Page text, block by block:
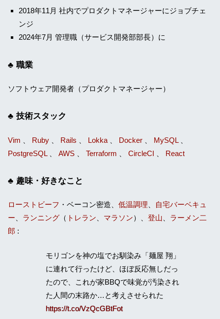
2018年11月 社内でプロダクトマネージャーにジョブチェ
ンジ
2024年7月 管理職（サービス開発部部長）に
職業
ソフトウェア開発者（プロダクトマネージャー）
技術スタック
Vim Ruby、 Rails Lokka、 Docker、 MySQL、
PostgreSQL、 AWS、 Terraform CircleCI React
趣味・好きなこと
ローストビーフ ・ベーコン密造、 低温調理、
自宅バーベキュ
ー、 ランニング（ トレラン、 マラソン）、 登山、 ラーメン二
郎 :
モリゴンを神の塩でお馴染み「麺屋 翔」
に連れて行ったけど、ほぼ反応無しだっ
たので、これが家BBQで味覚が汚染され
た人間の末路か…と考えさせられた
https://t.co/VzQcGBtFot